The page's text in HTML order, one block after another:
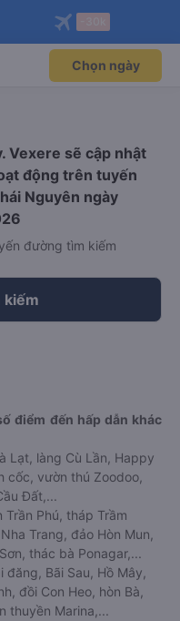
độc
Mở app
bay qua
Mở app
Chọn ngày
Vexere sẽ cập nhật
động trên tuyến
Nguyên ngày
đường tìm kiếm
kiếm
điểm đến hấp dẫn khác
Lạt, làng Cù Lần, Happy
cốc, vườn thú Zoodoo,
Đất,...
Trần Phú, tháp Trầm
Trang, đảo Hòn Mun,
thác bà Ponagar,...
đăng, Bãi Sau, Hồ Mây,
đồi Con Heo, hòn Bà,
thuyền Marina,...